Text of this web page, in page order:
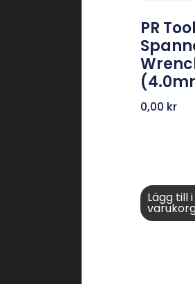
PR
0,00 kr
Lägg till i